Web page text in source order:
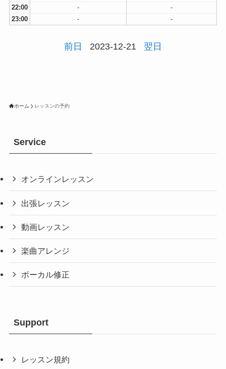
22:00
-
-
23:00
- -
前日 2023-12-21 翌日
ホーム レッスンの予約
Service
オンラインレッスン
出張レッスン
動画レッスン
楽曲アレンジ
ボーカル修正
Support
レッスン規約